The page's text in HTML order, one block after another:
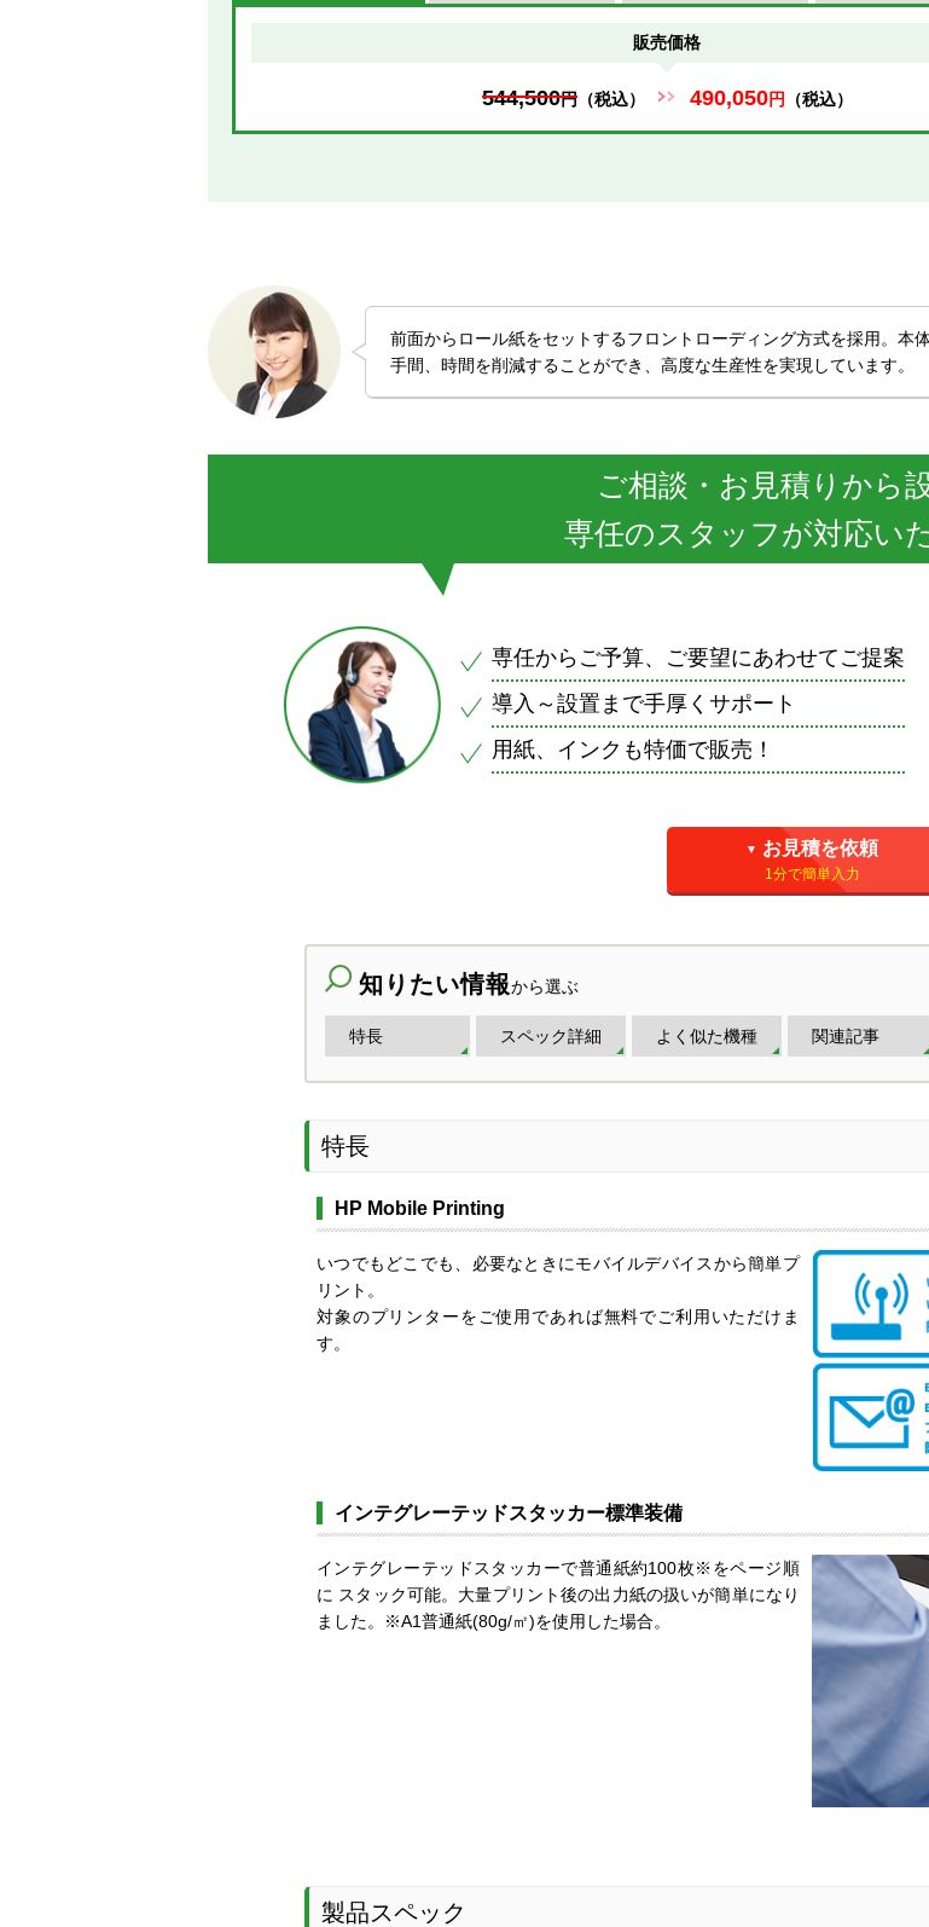
販売価格
544,500円（税込） 490,050円 （税込）
前面からロール紙をセットするフロントローディング方式を採用。本
手間、時間を削減することができ、高度な生産性を実現しています。
ご相談・お見積りから
専任のスタッフが対応い
専任からご予算、ご要望にあわせてご提案
導入～設置まで手厚くサポート
用紙、インクも特価で販売！
▼ お見積を依頼
1分で簡単入力
知りたい情報から選ぶ
特長 スペック詳細 よく似た機種 関連記事
特長
HP Mobile Printing
いつでもどこでも、必要なときにモバイルデバイスから簡単プ
リント。
対象のプリンターをご使用であれば無料でご利用いただけま
す。
インテグレーテッドスタッカー標準装備
インテグレーテッドスタッカーで普通紙約100枚※をページ順
に スタック可能。大量プリント後の出力紙の扱いが簡単になり
ました。※A1普通紙(80g/㎡)を使用した場合。
製品スペック